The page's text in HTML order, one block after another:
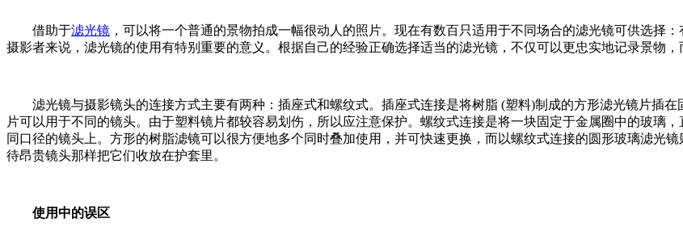
借助于滤光镜 ，可以将一个普通的景物拍成一幅很动人的照片。现在有数百只适用于不同场合的滤光镜可供选择
摄影者来说，滤光镜的使用有特别重要的意义。根据自己的经验正确选择适当的滤光镜，不仅可以更忠实地记录景物
滤光镜与摄影镜头的连接方式主要有两种：插座式和螺纹式。插座式连接是将树脂 (塑料)制成的方形滤光镜片插
片可以用于不同的镜头。由于塑料镜片都较容易划伤，所以应注意保护。螺纹式连接是将一块固定于金属圈中的玻璃
同口径的镜头上。方形的树脂滤镜可以很方便地多个同时叠加使用，并可快速更换，而以螺纹式连接的圆形玻璃滤光
待昂贵镜头那样把它们收放在护套里。
使用中的误区